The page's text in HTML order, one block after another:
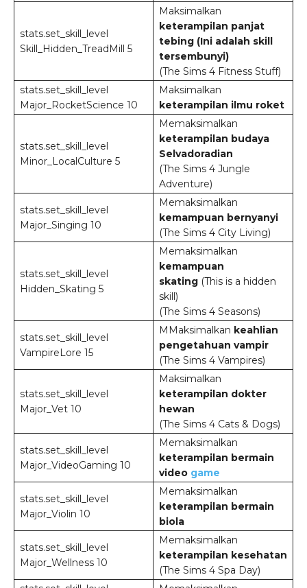
stats.set_skill_level
Skill_Hidden_TreadMill 5
Maksimalkan
keterampilan panjat
tebing (Ini adalah skill
tersembunyi)
(The Sims 4 Fitness Stuff)
stats.set_skill_level
Major_RocketScience 10
Maksimalkan
keterampilan ilmu roket
stats.set_skill_level
Minor_LocalCulture 5
Memaksimalkan
keterampilan budaya
Selvadoradian
(The Sims 4 Jungle
Adventure)
stats.set_skill_level
Major_Singing 10
Memaksimalkan
kemampuan bernyanyi
(The Sims 4 City Living)
stats.set_skill_level
Hidden_Skating 5
Memaksimalkan
kemampuan
skating (This is a hidden
skill)
(The Sims 4 Seasons)
stats.set_skill_level
VampireLore 15
MMaksimalkan keahlian
pengetahuan vampir
(The Sims 4 Vampires)
stats.set_skill_level
Major_Vet 10
Maksimalkan
keterampilan dokter
hewan
(The Sims 4 Cats & Dogs)
stats.set_skill_level
Major_VideoGaming 10
Memaksimalkan
keterampilan bermain
video game
stats.set_skill_level
Major_Violin 10
Memaksimalkan
keterampilan bermain
biola
stats.set_skill_level
Major_Wellness 10
Memaksimalkan
keterampilan kesehatan
(The Sims 4 Spa Day)